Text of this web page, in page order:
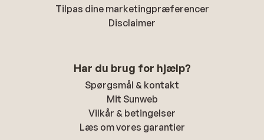
Tilpas dine marketingpræferencer
Disclaimer
Har du brug for hjælp?
Spørgsmål & kontakt
Mit Sunweb
Vilkår & betingelser
Læs om vores garantier